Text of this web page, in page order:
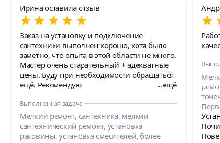
Ирина оставила отзыв
Заказ на установку и подключение
сантехники выполнен хорошо, хотя было
заметно, что опыта в этой области не много.
Мастер очень старательный + адекватные
цены. Буду при необходимости обращаться
ещё. Рекомендую
ещё
Выполненная задача
Мелкий ремонт, сантехника, мелкий
сантехнический ремонт, установка
раковины, установка смесителей, более